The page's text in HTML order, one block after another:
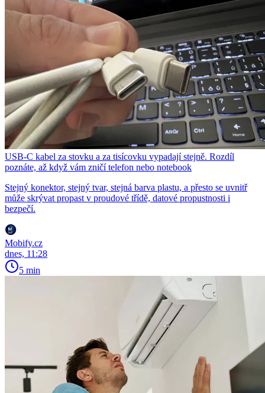
USB-C kabel za stovku a za tisícovku vypadají stejně. Rozdíl
poznáte, až když vám zničí telefon nebo notebook
Stejný konektor, stejný tvar, stejná barva plastu, a přesto se uvnitř
může skrývat propast v proudové třídě, datové propustnosti i
bezpečí.
Mobify.cz
dnes, 11:28
5 min